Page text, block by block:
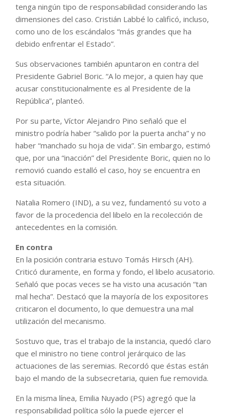
tenga ningún tipo de responsabilidad considerando las
dimensiones del caso. Cristián Labbé lo calificó, incluso,
como uno de los escándalos “más grandes que ha
debido enfrentar el Estado”.
Sus observaciones también apuntaron en contra del
Presidente Gabriel Boric. “A lo mejor, a quien hay que
acusar constitucionalmente es al Presidente de la
República”, planteó.
Por su parte, Víctor Alejandro Pino señaló que el
ministro podría haber “salido por la puerta ancha” y no
haber “manchado su hoja de vida”. Sin embargo, estimó
que, por una “inacción” del Presidente Boric, quien no lo
removió cuando estalló el caso, hoy se encuentra en
esta situación.
Natalia Romero (IND), a su vez, fundamentó su voto a
favor de la procedencia del libelo en la recolección de
antecedentes en la comisión.
En contra
En la posición contraria estuvo Tomás Hirsch (AH).
Criticó duramente, en forma y fondo, el libelo acusatorio.
Señaló que pocas veces se ha visto una acusación “tan
mal hecha”. Destacó que la mayoría de los expositores
criticaron el documento, lo que demuestra una mal
utilización del mecanismo.
Sostuvo que, tras el trabajo de la instancia, quedó claro
que el ministro no tiene control jerárquico de las
actuaciones de las seremias. Recordó que éstas están
bajo el mando de la subsecretaria, quien fue removida.
En la misma línea, Emilia Nuyado (PS) agregó que la
responsabilidad política sólo la puede ejercer el